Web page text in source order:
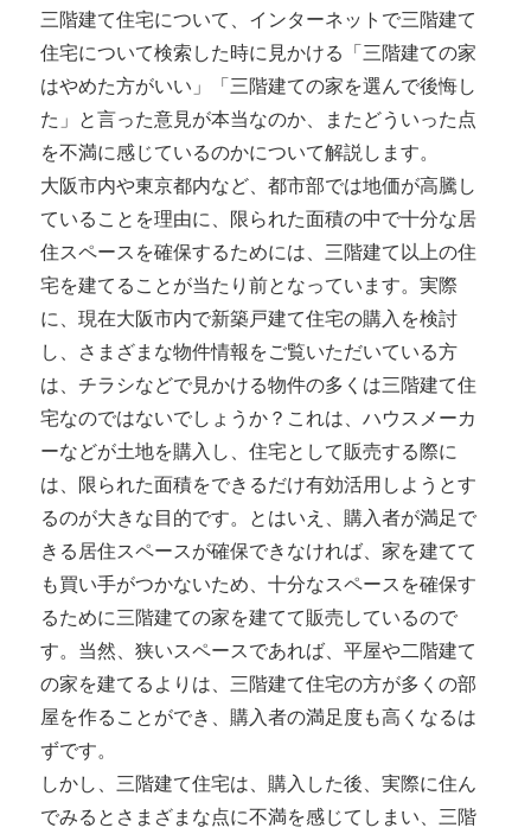
三階建て住宅について、インターネットで三階建て
住宅について検索した時に見かける「三階建ての家
はやめた方がいい」「三階建ての家を選んで後悔し
た」と言った意見が本当なのか、またどういった点
を不満に感じているのかについて解説します。
大阪市内や東京都内など、都市部では地価が高騰し
ていることを理由に、限られた面積の中で十分な居
住スペースを確保するためには、三階建て以上の住
宅を建てることが当たり前となっています。実際
に、現在大阪市内で新築戸建て住宅の購入を検討
し、さまざまな物件情報をご覧いただいている方
は、チラシなどで見かける物件の多くは三階建て住
宅なのではないでしょうか？これは、ハウスメーカ
ーなどが土地を購入し、住宅として販売する際に
は、限られた面積をできるだけ有効活用しようとす
るのが大きな目的です。とはいえ、購入者が満足で
きる居住スペースが確保できなければ、家を建てて
も買い手がつかないため、十分なスペースを確保す
るために三階建ての家を建てて販売しているので
す。当然、狭いスペースであれば、平屋や二階建て
の家を建てるよりは、三階建て住宅の方が多くの部
屋を作ることができ、購入者の満足度も高くなるは
ずです。
しかし、三階建て住宅は、購入した後、実際に住ん
でみるとさまざまな点に不満を感じてしまい、三階